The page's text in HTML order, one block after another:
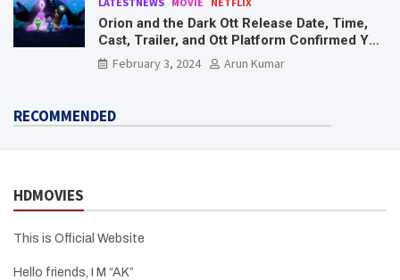
Orion and the Dark Ott Release Date, Time,
Cast, Trailer, and Ott Platform Confirmed You
Need To Know Here
February 3, 2024 Arun Kumar
RECOMMENDED
HDMOVIES
This is Official Website
Hello friends, I M “AK”